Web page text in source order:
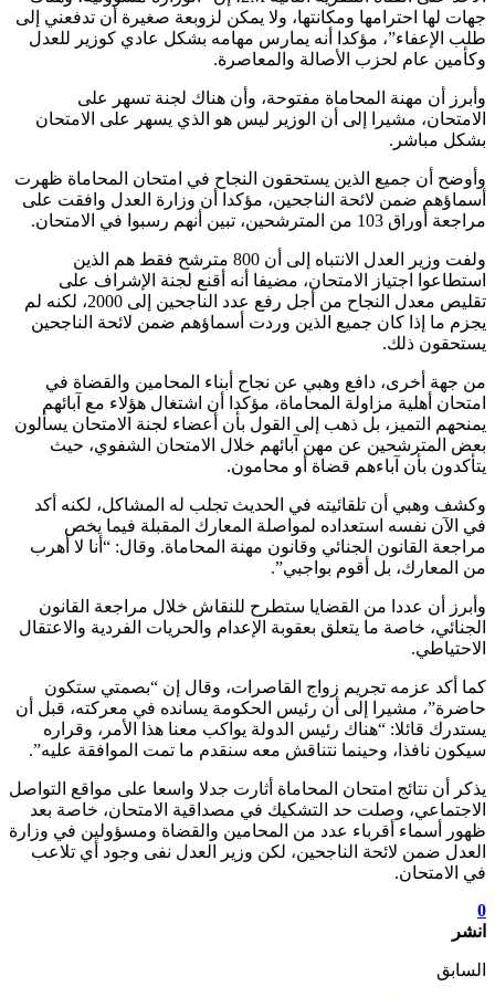
جهات لها احترامها ومكانتها، ولا يمكن لزوبعة صغيرة أن تدفعني إلى
طلب الإعفاء”، مؤكدا أنه يمارس مهامه بشكل عادي كوزير للعدل
وكأمين عام لحزب الأصالة والمعاصرة.
وأبرز أن مهنة المحاماة مفتوحة، وأن هناك لجنة تسهر على
الامتحان، مشيرا إلى أن الوزير ليس هو الذي يسهر على الامتحان
بشكل مباشر.
وأوضح أن جميع الذين يستحقون النجاح في امتحان المحاماة ظهرت
أسماؤهم ضمن لائحة الناجحين، مؤكدا أن وزارة العدل وافقت على
مراجعة أوراق 103 من المترشحين، تبين أنهم رسبوا في الامتحان.
ولفت وزير العدل الانتباه إلى أن 800 مترشح فقط هم الذين
استطاعوا اجتياز الامتحان، مضيفا أنه أقنع لجنة الإشراف على
تقليص معدل النجاح من أجل رفع عدد الناجحين إلى 2000، لكنه لم
يجزم ما إذا كان جميع الذين وردت أسماؤهم ضمن لائحة الناجحين
يستحقون ذلك.
من جهة أخرى، دافع وهبي عن نجاح أبناء المحامين والقضاة في
امتحان أهلية مزاولة المحاماة، مؤكدا أن اشتغال هؤلاء مع آبائهم
يمنحهم التميز، بل ذهب إلى القول بأن أعضاء لجنة الامتحان يسألون
بعض المترشحين عن مهن آبائهم خلال الامتحان الشفوي، حيث
يتأكدون بأن آباءهم قضاة أو محامون.
وكشف وهبي أن تلقائيته في الحديث تجلب له المشاكل، لكنه أكد
في الآن نفسه استعداده لمواصلة المعارك المقبلة فيما يخص
مراجعة القانون الجنائي وقانون مهنة المحاماة. وقال: “أنا لا أهرب
من المعارك، بل أقوم بواجبي”.
وأبرز أن عددا من القضايا ستطرح للنقاش خلال مراجعة القانون
الجنائي، خاصة ما يتعلق بعقوبة الإعدام والحريات الفردية والاعتقال
الاحتياطي.
كما أكد عزمه تجريم زواج القاصرات، وقال إن “بصمتي ستكون
حاضرة”، مشيرا إلى أن رئيس الحكومة يسانده في معركته، قبل أن
يستدرك قائلا: “هناك رئيس الدولة يواكب معنا هذا الأمر، وقراره
سيكون نافذا، وحينما نتناقش معه سنقدم ما تمت الموافقة عليه”.
يذكر أن نتائج امتحان المحاماة أثارت جدلا واسعا على مواقع التواصل
الاجتماعي، وصلت حد التشكيك في مصداقية الامتحان، خاصة بعد
ظهور أسماء أقرباء عدد من المحامين والقضاة ومسؤولين في وزارة
العدل ضمن لائحة الناجحين، لكن وزير العدل نفى وجود أي تلاعب
في الامتحان.
0
انشر
السابق